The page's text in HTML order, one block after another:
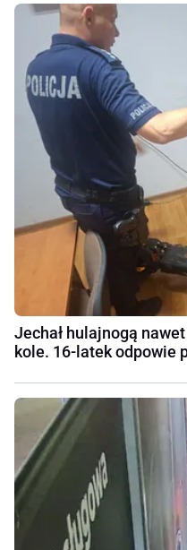
Jechał hulajnogą
kole. 16-latek odpowie